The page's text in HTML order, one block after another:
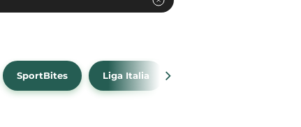
SportBites Liga Italia